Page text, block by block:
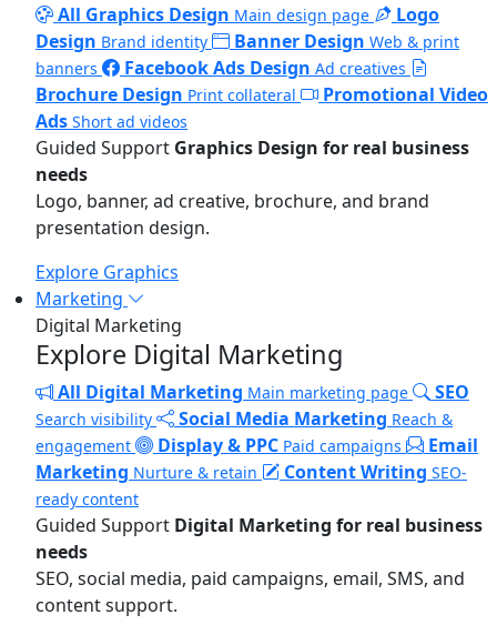
All Graphics Design Main design page
Logo
Design Brand identity Banner Design Web & print
banners
Facebook Ads Design Ad creatives
Brochure Design Print collateral
Promotional Video
Ads Short ad videos
Guided Support Graphics Design for real business
needs
Logo, banner, ad creative, brochure, and brand
presentation design.
Explore Graphics
Marketing
Digital Marketing
Explore Digital Marketing
All Digital Marketing Main marketing page SEO
Search visibility Social Media Marketing Reach &
engagement
Display & PPC Paid campaigns
Email
Marketing Nurture & retain Content Writing SEO-
ready content
Guided Support Digital Marketing for real business
needs
SEO, social media, paid campaigns, email, SMS, and
content support.